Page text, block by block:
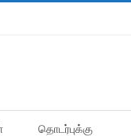
தொடர்புக்கு